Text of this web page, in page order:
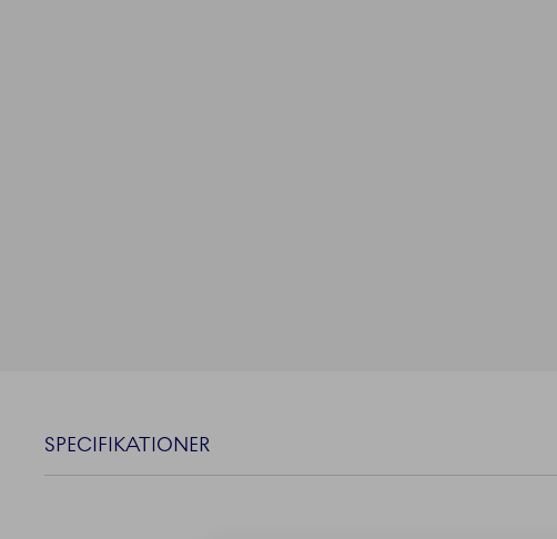
SPECIFIKATIONER